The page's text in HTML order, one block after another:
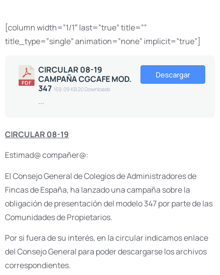
[column width=”1/1″ last=”true” title=””
title_type=”single” animation=”none” implicit=”true”]
CIRCULAR 08-19
CAMPAÑA CGCAFE MOD.
347 159.09 KB20 Downloads
...
Descargar
CIRCULAR 08-19
Estimad@ compañer@:
El Consejo General de Colegios de Administradores de
Fincas de España, ha lanzado una campaña sobre la
obligación de presentación del modelo 347 por parte de las
Comunidades de Propietarios.
Por si fuera de su interés, en la circular indicamos enlace
del Consejo General para poder descargarse los archivos
correspondientes.